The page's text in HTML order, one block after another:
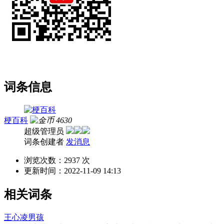
词条信息
梗百科
4630
超级管理员
词条创建者 发消息
浏览次数： 2937 次
更新时间： 2022-11-09 14:13
相关词条
王心凌男孩